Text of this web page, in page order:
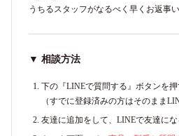
うちるスタッフがなるべく早くお返事い
▼ 相談方法
下の『LINEで質問する』ボタンを
（すでに登録済みの方はそのまま
友達に追加をして、LINEで友達にな